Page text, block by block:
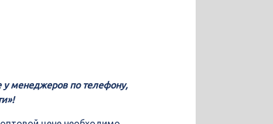
у менеджеров по телефону,